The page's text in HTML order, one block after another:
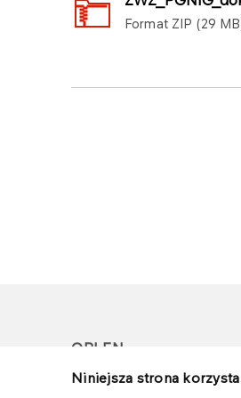
Niniejsza strona
Format ZIP 29 MB
ORLEN
Copyright © 1996-2026